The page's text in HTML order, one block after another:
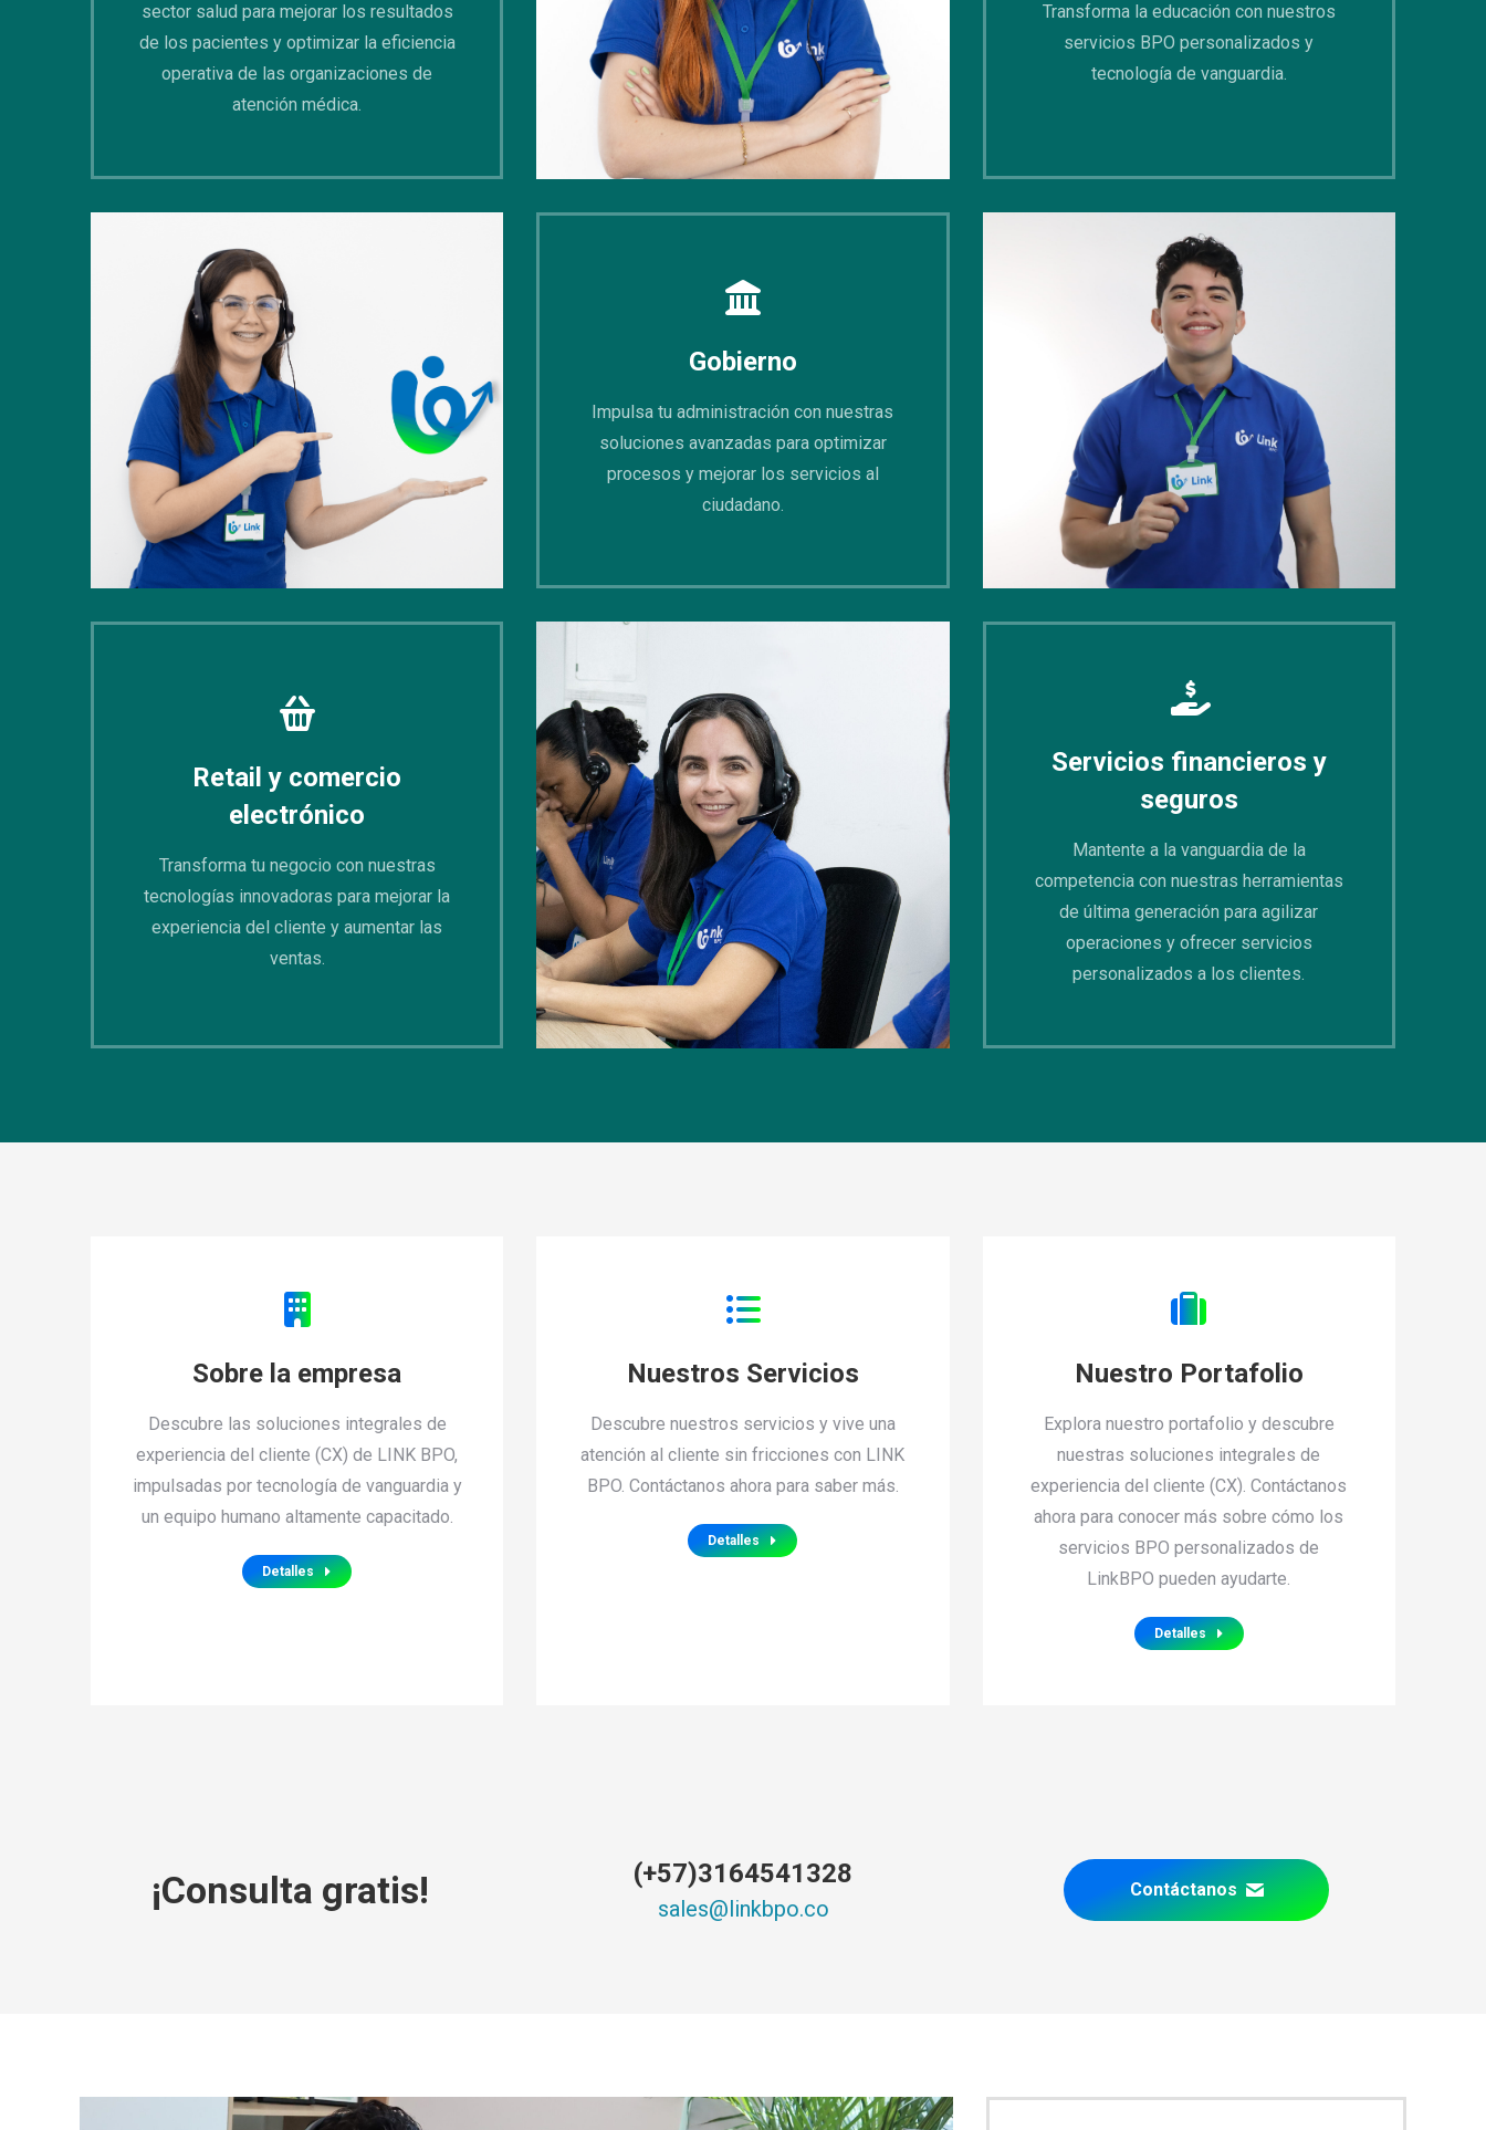
sector salud para mejorar los resultados
de los pacientes y optimizar la eficiencia
operativa de las organizaciones de
atención médica.
Transforma la educación con nuestros
servicios BPO personalizados y
tecnología de vanguardia.
Gobierno
Impulsa tu administración con nuestras
soluciones avanzadas para optimizar
procesos y mejorar los servicios al
ciudadano.
Retail y comercio
electrónico
Transforma tu negocio con nuestras
tecnologías innovadoras para mejorar la
experiencia del cliente y aumentar las
ventas.
Servicios financieros y
seguros
Mantente a la vanguardia de la
competencia con nuestras herramientas
de última generación para agilizar
operaciones y ofrecer servicios
personalizados a los clientes.
Sobre la empresa
Descubre las soluciones integrales de
experiencia del cliente (CX) de LINK BPO,
impulsadas por tecnología de vanguardia y
un equipo humano altamente capacitado.
Detalles
Nuestros Servicios
Descubre nuestros servicios y vive una
atención al cliente sin fricciones con LINK
BPO. Contáctanos ahora para saber más.
Detalles
Nuestro Portafolio
Explora nuestro portafolio y descubre
nuestras soluciones integrales de
experiencia del cliente (CX). Contáctanos
ahora para conocer más sobre cómo los
servicios BPO personalizados de
LinkBPO pueden ayudarte.
Detalles
¡Consulta gratis! (+57)3164541328
sales@linkbpo.co
Contáctanos